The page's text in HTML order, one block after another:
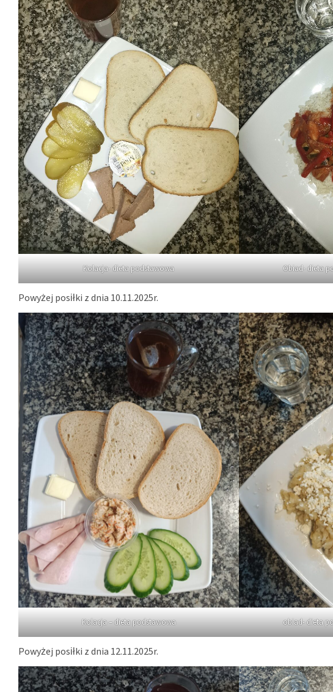
Kolacja- dieta podstawowa Obiad- dieta
Powyżej posiłki z dnia 10.11.2025r.
Kolacja – dieta podstawowa obiad- dieta
Powyżej posiłki z dnia 12.11.2025r.